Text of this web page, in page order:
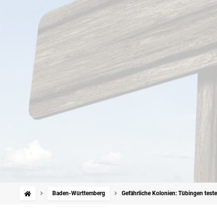
Baden-Württemberg Gefährliche Kolonien: Tübingen